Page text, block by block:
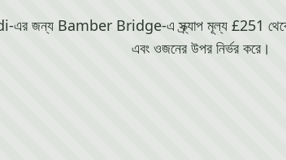
এর জন্য Bamber Bridge-এ স্ক্র্যাপ মূল্য £251
এবং ওজনের উপর নির্ভর করে।